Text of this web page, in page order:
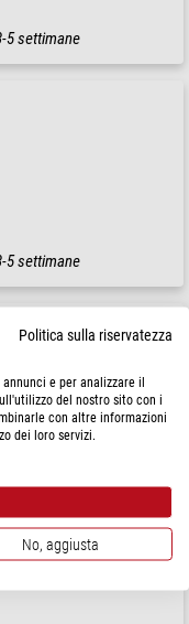
5 settimane
5 settimane
alpha SII OIII 3nm 2"
5 settimane
3nm 2"
Politica sulla riservatezza
e per analizzare il
del nostro sito con i
con altre informazioni
dei loro servizi.
No, aggiusta